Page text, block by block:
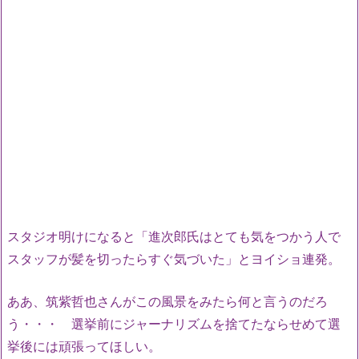
スタジオ明けになると「進次郎氏はとても気をつかう人で
スタッフが髪を切ったらすぐ気づいた」とヨイショ連発。
ああ、筑紫哲也さんがこの風景をみたら何と言うのだろ
う・・・ 選挙前にジャーナリズムを捨てたならせめて選
挙後には頑張ってほしい。